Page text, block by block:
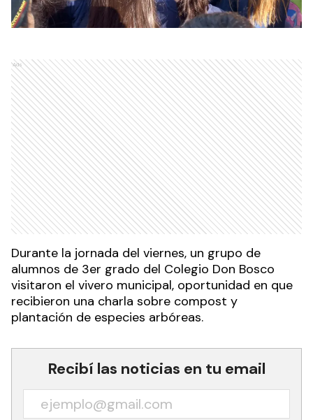
Ads
Durante la jornada del viernes, un grupo de
alumnos de 3er grado del Colegio Don Bosco
visitaron el vivero municipal, oportunidad en que
recibieron una charla sobre compost y
plantación de especies arbóreas.
Recibí las noticias en tu email